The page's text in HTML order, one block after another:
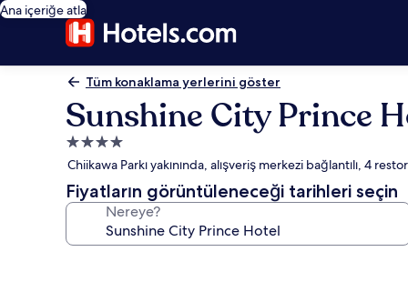
Ana içeriğe atla
Tüm konaklama yerlerini göster
Sunshine City Prince
4.0
yıldızlı
konaklama
yeri
Chiikawa Parkı yakınında, alışveriş merkezi bağlantılı, 4
Fiyatların görüntüleneceği tarihleri seçin
Nereye?